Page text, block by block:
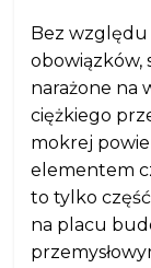
Bez względu
obowiązków,
narażone na
ciężkiego
mokrej
elementem
to tylko
na placu